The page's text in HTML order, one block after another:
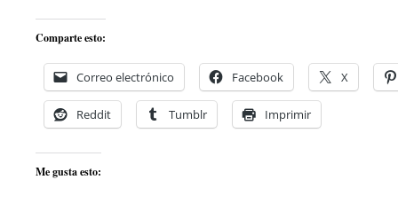
Comparte esto:
Correo electrónico Facebook X
Reddit Tumblr Imprimir
Me gusta esto: